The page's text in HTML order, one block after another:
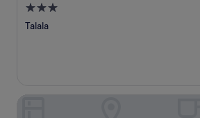
Hébergement
3.0 étoiles
Talala